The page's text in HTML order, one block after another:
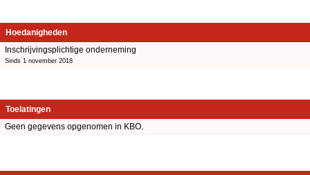
Hoedanigheden
Inschrijvingsplichtige onderneming
Sinds 1 november 2018
Toelatingen
Geen gegevens opgenomen in KBO.